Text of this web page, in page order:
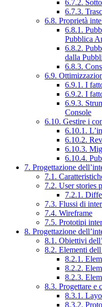
6.7.2.
6.7.3.
6.8. Proprietà
6.8.1.
Pubblica
6.8.2.
dalla
6.8.3.
6.9.
6.9.1. I
6.9.2. I
6.9.3.
Console
6.10. Gestire i
6.10.1.
6.10.2.
6.10.3.
6.10.4.
7. Progettazione
7.1.
7.2. User stories
7.2.1.
7.3. Flussi di
7.4. Wireframe
7.5. Prototipi
8. Progettazione
8.1. Obiettivi
8.2. Elementi
8.2.1.
8.2.2.
8.2.3.
8.3. Progettare e
8.3.1.
8.3.2.